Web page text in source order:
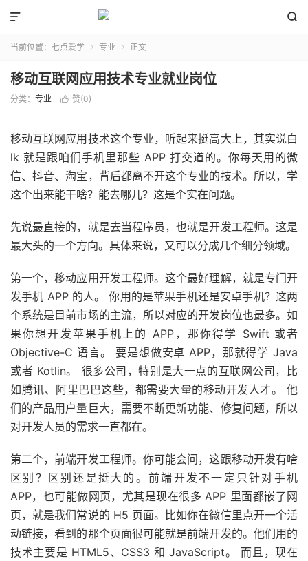


当前位置： 七点爱学  专业  正文
移动互联网应用技术专业就业岗位
分类： 专业  赞(0)
移动互联网应用技术这个专业，听起来挺高大上，其实说白
lk 就是跟咱们手机里那些 APP 打交道的。你每天用的微
信、抖音、淘宝，背后都离不开这个专业的技术。所以，学
这个出来能干啥？能去哪儿？这是个实在问题。
先说最直接的，就是去当程序员，也就是开发工程师。这是
最大头的一个方向。具体来说，又可以分成几个细分领域。
第一个，移动应用开发工程师。这个最好理解，就是专门开
发手机 APP 的人。 你用的是苹果手机还是安卓手机？这两
个系统是目前市场的主流，所以对应的开发岗位也最多。如
果你想开发苹果手机上的 APP，那你得学 Swift 或者
Objective-C 语言。 要是想做安卓 APP，那就得学 Java
或者 Kotlin。 很多公司，特别是大一点的互联网公司，比
如腾讯、阿里巴巴这些，都需要大量的移动开发人才。 他
们的产品用户量巨大，需要不断更新功能、修复问题，所以
对开发人员的需求一直都在。
第二个，前端开发工程师。你可能会问，这跟移动开发有啥
区别？区别还是挺大的。前端开发不一定只针对手机
APP，也可能做网页，尤其是现在很多 APP 里面都嵌了网
页，就是我们常说的 H5 页面。比如你在微信里点开一个活
动链接，看到的那个页面很可能就是前端开发的。他们用的
技术主要是 HTML5、CSS3 和 JavaScript。 而且，现在